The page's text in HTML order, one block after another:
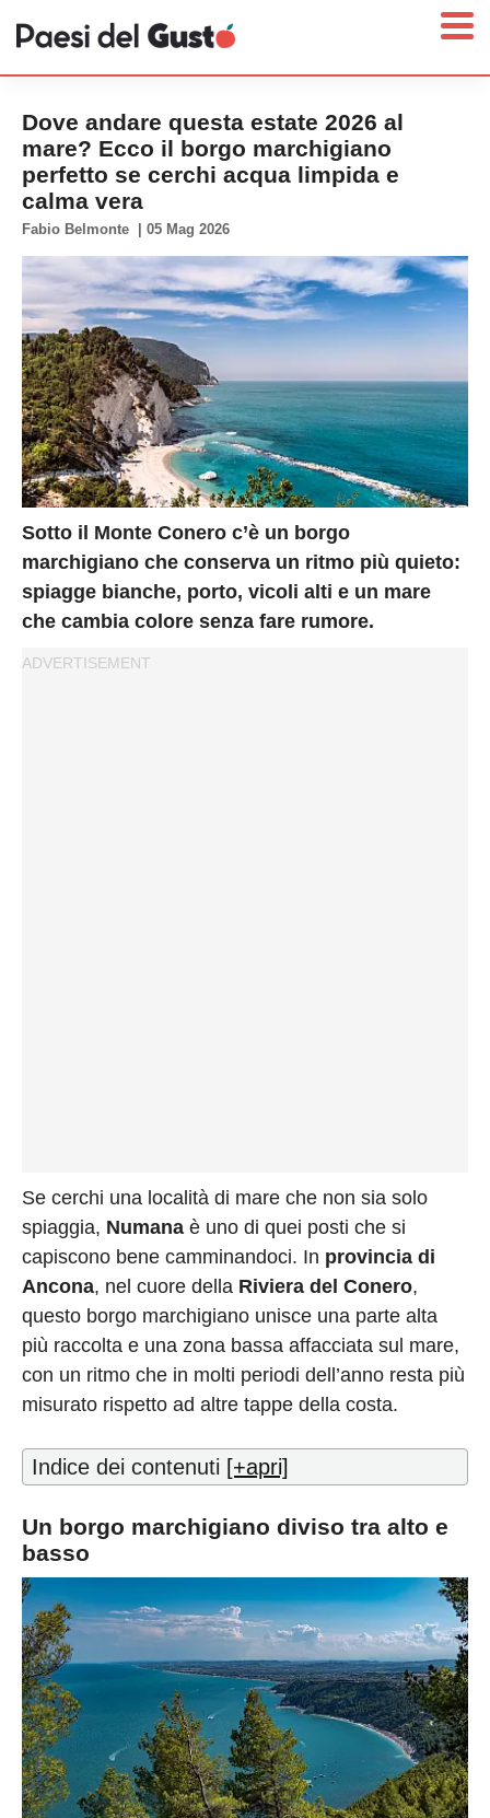
Home
News
Interviste
Territori
Prodotti
Answer
Newsletter
Privacy
Policy
Cookies
Policy
Cambia
Impostazioni
Dove andare questa estate 2026 al
mare? Ecco il borgo marchigiano
perfetto se cerchi acqua limpida e
calma vera
Fabio Belmonte 05 Mag 2026
Sotto il Monte Conero c’è un borgo
marchigiano che conserva un ritmo più quieto:
spiagge bianche, porto, vicoli alti e un mare
che cambia colore senza fare rumore.
Se cerchi una località di mare che non sia solo
spiaggia, Numana è uno di quei posti che si
capiscono bene camminandoci. In provincia di
Ancona, nel cuore della Riviera del Conero,
questo borgo marchigiano unisce una parte alta
più raccolta e una zona bassa affacciata sul mare,
con un ritmo che in molti periodi dell’anno resta più
misurato rispetto ad altre tappe della costa.
Indice dei contenuti [+apri]
Un borgo marchigiano diviso tra alto e
basso